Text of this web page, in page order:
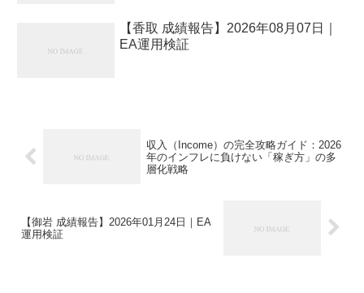
【香取 成績報告】2026年08月07日｜
EA運用検証
収入（Income）の完全攻略ガイド：2026
年のインフレに負けない「稼ぎ方」の多
層化戦略
【御岩 成績報告】2026年01月24日｜EA
運用検証